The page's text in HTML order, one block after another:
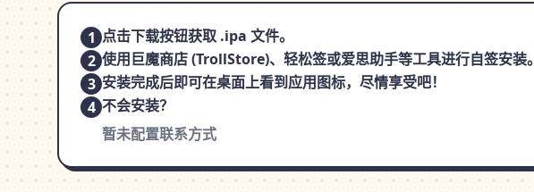
1 点击下载按钮获取 .ipa 文件。
2 使用巨魔商店 (TrollStore)、轻松签或爱思助手等工具进行自签安装。
3 安装完成后即可在桌面上看到应用图标，尽情享受吧！
4 不会安装？
暂未配置联系方式